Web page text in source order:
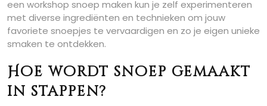
een workshop snoep maken kun je zelf experimenteren
met diverse ingrediënten en technieken om jouw
favoriete snoepjes te vervaardigen en zo je eigen unieke
smaken te ontdekken.
Hoe wordt snoep gemaakt
in stappen?